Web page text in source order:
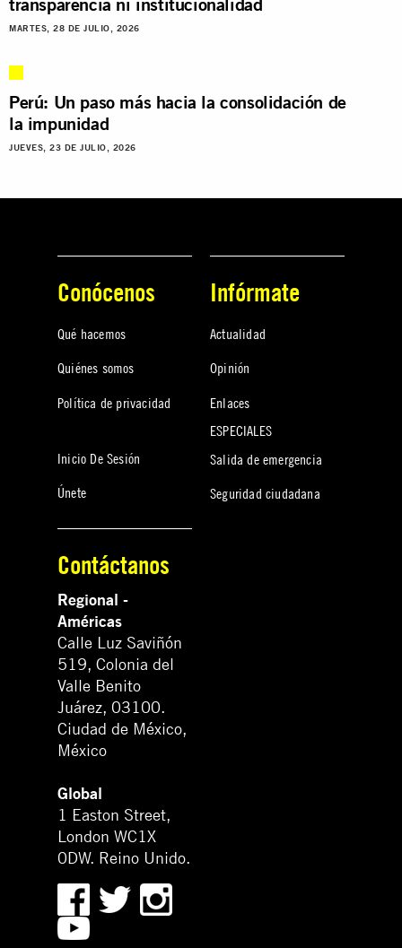
MARTES, 28 DE JULIO, 2026
Perú: Un paso más hacia la consolidación de
la impunidad
JUEVES, 23 DE JULIO, 2026
Conócenos
Qué hacemos
Quiénes somos
Política de privacidad
Inicio De Sesión
Únete
Infórmate
Actualidad
Opinión
Enlaces
ESPECIALES
Salida de emergencia
Seguridad ciudadana
Contáctanos
Regional -
Américas
Calle Luz Saviñón
519, Colonia del
Valle Benito
Juárez, 03100.
Ciudad de México,
México
Global
1 Easton Street,
London WC1X
0DW. Reino Unido.